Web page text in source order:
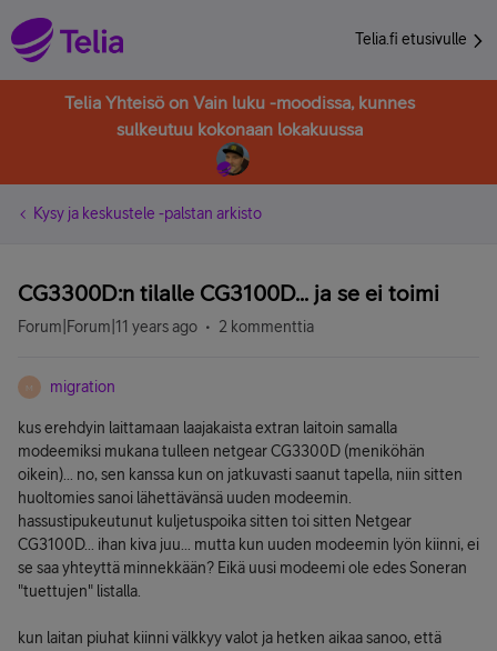
Telia.fi etusivulle
Telia Yhteisö on Vain luku -moodissa, kunnes
sulkeutuu kokonaan lokakuussa
Kysy ja keskustele -palstan arkisto
CG3300D:n tilalle CG3100D... ja se ei toimi
Forum|Forum|11 years ago 2 kommenttia
M migration
kus erehdyin laittamaan laajakaista extran laitoin samalla
modeemiksi mukana tulleen netgear CG3300D (meniköhän
oikein)... no, sen kanssa kun on jatkuvasti saanut tapella, niin sitten
huoltomies sanoi lähettävänsä uuden modeemin.
hassustipukeutunut kuljetuspoika sitten toi sitten Netgear
CG3100D... ihan kiva juu... mutta kun uuden modeemin lyön kiinni, ei
se saa yhteyttä minnekkään? Eikä uusi modeemi ole edes Soneran
"tuettujen" listalla.
kun laitan piuhat kiinni välkkyy valot ja hetken aikaa sanoo, että